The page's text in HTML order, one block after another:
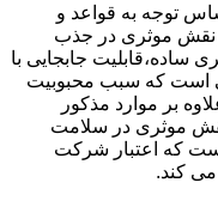
توجه به قواعد و
موثری در جذب
جابجایی با
است که سبب محبوبیت
بر موارد مذکور
موثری در سلامت
که اعتبار شرکت
کند.